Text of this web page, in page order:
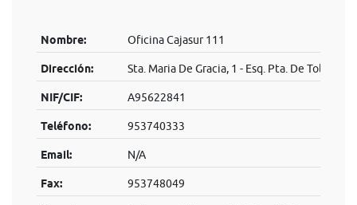
Nombre: Oficina Cajasur 111
Dirección: Sta. Maria De Gracia, 1 - Esq. Pta. De Toledo
NIF/CIF: A95622841
Teléfono: 953740333
Email: N/A
Fax: 953748049